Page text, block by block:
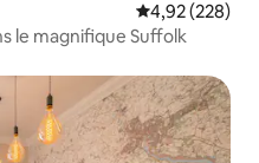
Note
4,92 (228)
le magnifique Suffolk